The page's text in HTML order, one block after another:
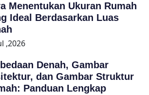
Menentukan Ukuran Rumah
Ideal Berdasarkan Luas
,2026
Denah, Gambar
dan Gambar Struktur
Panduan Lengkap